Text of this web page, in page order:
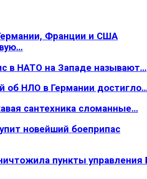
Франции и США
в НАТО на Западе называют…
об НЛО в Германии
сантехника сломанные…
новейший боеприпас
пункты